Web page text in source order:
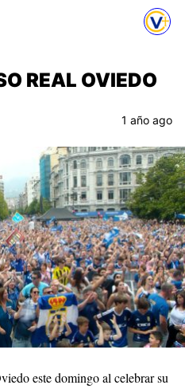
REAL OVIEDO
1 año ago
este domingo al celebrar su